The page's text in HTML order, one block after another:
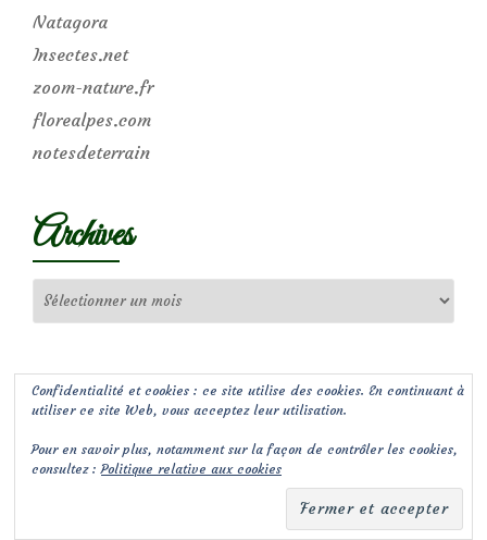
Natagora
Insectes.net
zoom-nature.fr
florealpes.com
notesdeterrain
Archives
Confidentialité et cookies : ce site utilise des cookies. En continuant à
utiliser ce site Web, vous acceptez leur utilisation.
Pour en savoir plus, notamment sur la façon de contrôler les cookies,
consultez :Politique relative aux cookies